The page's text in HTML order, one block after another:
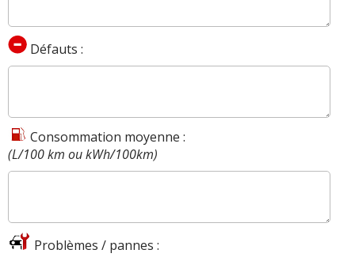
Défauts :
Consommation moyenne :
(L/100 km ou kWh/100km)
Problèmes / pannes :